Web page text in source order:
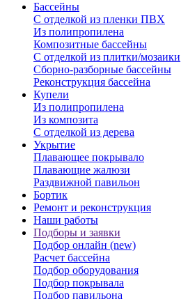
Бассейны
С отделкой из пленки ПВХ
Из полипропилена
Композитные бассейны
С отделкой из плитки/мозаики
Сборно-разборные бассейны
Реконструкция бассейна
Купели
Из полипропилена
Из композита
С отделкой из дерева
Укрытие
Плавающее покрывало
Плавающие жалюзи
Раздвижной павильон
Бортик
Ремонт и реконструкция
Наши работы
Подборы и заявки
Подбор онлайн (new)
Расчет бассейна
Подбор оборудования
Подбор покрывала
Подбор павильона